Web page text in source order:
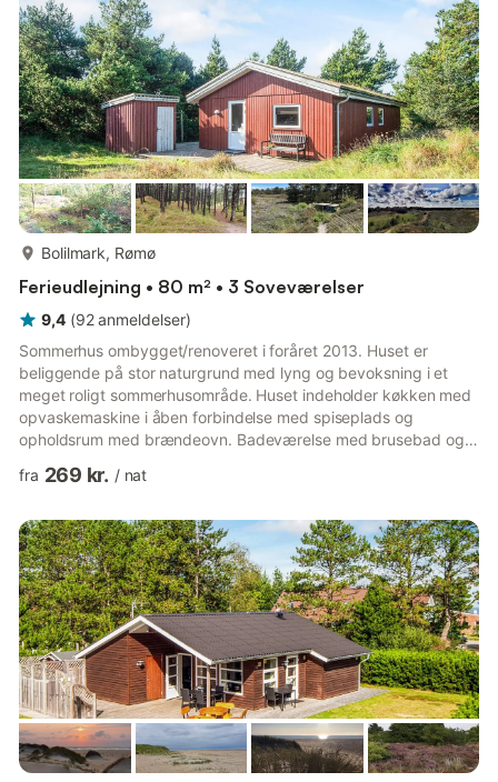
ungdomsgrupper.Et refunderbart depositum kan blive
opkrævet tættere på din an...
Bolilmark, Rømø
Ferieudlejning • 80 m² • 3 Soveværelser
9,4 (92 anmeldelser)
Sommerhus ombygget/renoveret i foråret 2013. Huset er
beliggende på stor naturgrund med lyng og bevoksning i et
meget roligt sommerhusområde. Huset indeholder køkken med
opvaskemaskine i åben forbindelse med spiseplads og
opholdsrum med brændeovn. Badeværelse med brusebad og
terrasser mod syd med fine læforhold. Rømø er et fantastisk
nationalpark Vadehavet. Der er store, fredede naturarealer og
en af Europas bredeste sandstrande med fri adgang og
mulighed for at tage bilen med helt...
fra 269 kr. / nat